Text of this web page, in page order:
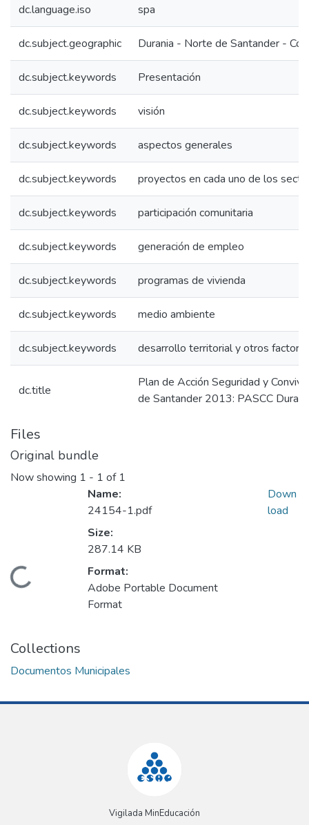
dc.language.iso spa
dc.subject.geographic Durania - Norte de Santander -
dc.subject.keywords Presentación
dc.subject.keywords visión
dc.subject.keywords aspectos generales
dc.subject.keywords proyectos en cada uno de los
dc.subject.keywords participación comunitaria
dc.subject.keywords generación de empleo
dc.subject.keywords programas de vivienda
dc.subject.keywords medio ambiente
dc.subject.keywords desarrollo territorial y otros
dc.title
Plan de Acción Seguridad y
de Santander 2013: PASCC
Files
Original bundle
Now showing 1 - 1 of 1
Loading...
Name:
24154-1.pdf
Size:
287.14 KB
Format:
Adobe Portable Document
Format
Down
load
Collections
Documentos Municipales
Vigilada MinEducación